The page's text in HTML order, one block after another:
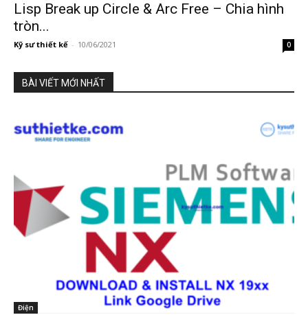
Lisp Break up Circle & Arc Free – Chia hình
tròn...
Kỹ sư thiết kế - 10/06/2021 0
BÀI VIẾT MỚI NHẤT
Điện